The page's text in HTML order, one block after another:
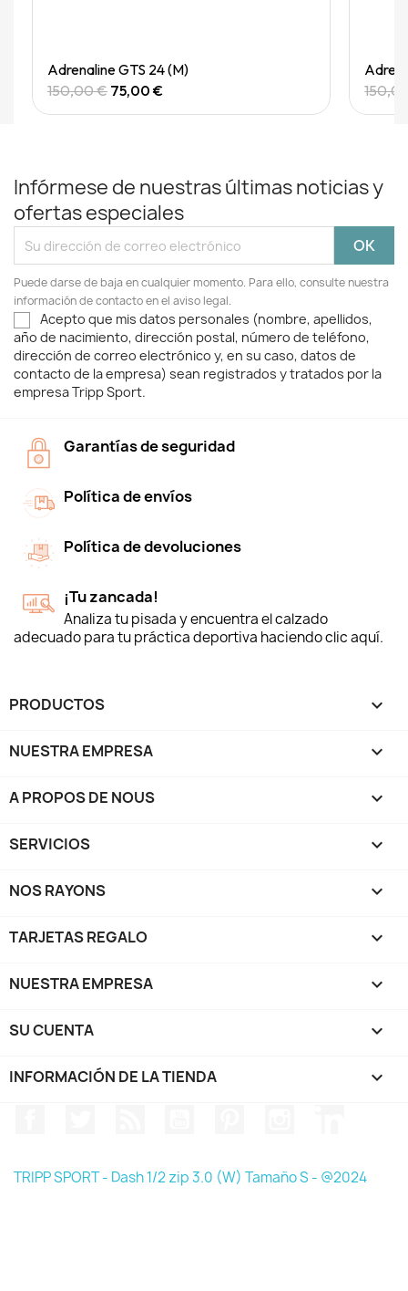
Quick View
Adrenaline GTS 24 (M)
150,00 € 75,00 €
Infórmese de nuestras últimas noticias y
ofertas especiales
Puede darse de baja en cualquier momento. Para ello, consulte nuestra
información de contacto en el aviso legal.
Acepto que mis datos personales (nombre, apellidos,
año de nacimiento, dirección postal, número de teléfono,
dirección de correo electrónico y, en su caso, datos de
contacto de la empresa) sean registrados y tratados por la
empresa Tripp Sport.
Garantías de seguridad
Política de envíos
Política de devoluciones
¡Tu zancada!
Analiza tu pisada y encuentra el calzado
adecuado para tu práctica deportiva haciendo clic aquí.
PRODUCTOS 
NUESTRA EMPRESA 
A PROPOS DE NOUS 
SERVICIOS 
NOS RAYONS 
TARJETAS REGALO 
NUESTRA EMPRESA 
SU CUENTA 
INFORMACIÓN DE LA TIENDA keyboard_arrow_down
TRIPP SPORT - Dash 1/2 zip 3.0 (W) Tamaño S - @2024